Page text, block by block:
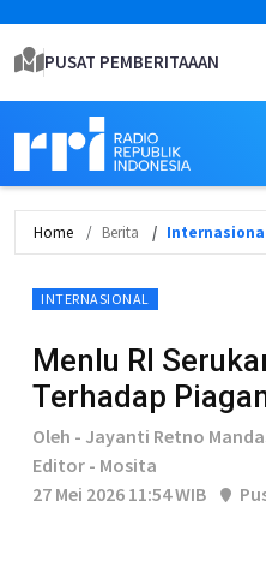
PUSAT PEMBERITAAAN
Home Berita
INTERNASIONAL
Menlu RI
Terhadap
Oleh - Jayanti Retno
Editor - Mosita
27 Mei 2026 11:54 WIB